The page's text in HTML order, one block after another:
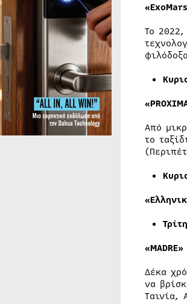
«ExoMars
Το
Από
το
Τρίτη
Δέκα
να
Ταινία,